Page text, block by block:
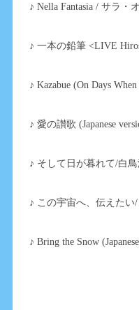
♪ Nella Fantasia / サラ・
♪ 一本の鉛筆 <LIVE
♪ Kazabue (On Days
♪ 愛の讃歌 (Japanese
♪ そして日が暮れて/白
♪ この宇宙へ、伝えた
♪ Bring the Snow